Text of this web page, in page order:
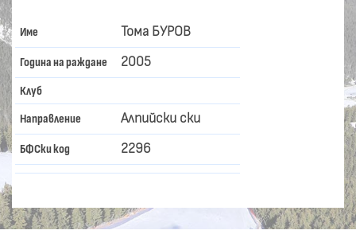
Име Тома БУРОВ
Година на раждане 2005
Клуб
Направление Алпийски ски
БФСки код 2296